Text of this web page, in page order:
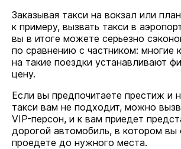
Заказывая такси на вокзал или
к примеру, вызвать такси в
вы в итоге можете серьезно
по сравнению с частником: многие
на такие поездки устанавливают
цену.
Если вы предпочитаете престиж и
такси вам не подходит, можно
VIP-персон, и к вам приедет
дорогой автомобиль, в котором
проедете до нужного места.